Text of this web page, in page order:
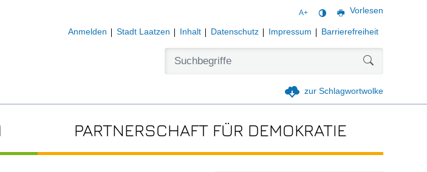
A+ Vorlesen
Anmelden Stadt Laatzen Inhalt Datenschutz Impressum Barrierefreiheit
zur Schlagwortwolke
PARTNERSCHAFT FÜR DEMOKRATIE